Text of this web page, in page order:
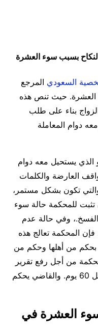
بسبب سوء العشرة
المرجع
العشرة. حيث تنص هذه
بناء على طلب
دوام المعاملة
يستحيل معه دوام
العارضة والكلمات
والتي تكون بشكل مستمر،
للمحكمة حالة سوء
الفسخ.، وفي حالة عدم
فإن المحكمة تعالج هذه
بحكم من أهلها وحكم من
من أجل رفع تقرير
عن هذه القضية إلى القاضي داخل أجل 60 يوم. والقاضي يحكم
العشرة في